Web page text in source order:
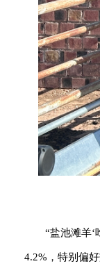
“盐池滩羊
4.2%，特别偏